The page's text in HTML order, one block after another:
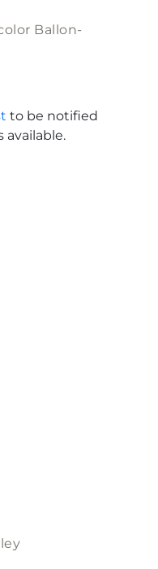
Ballon-
to be notified